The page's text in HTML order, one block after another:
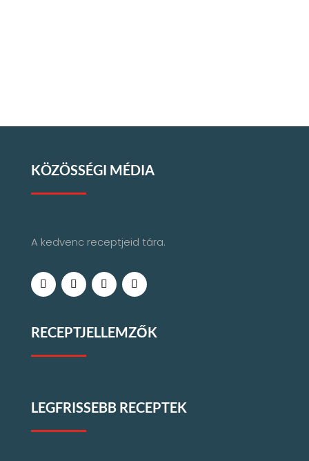
KÖZÖSSÉGI MÉDIA
A kedvenc receptjeid tára.
RECEPTJELLEMZŐK
LEGFRISSEBB RECEPTEK